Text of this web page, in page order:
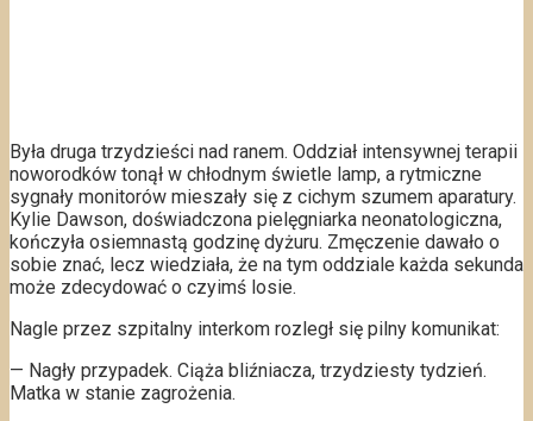
Była druga trzydzieści nad ranem. Oddział intensywnej terapii
noworodków tonął w chłodnym świetle lamp, a rytmiczne
sygnały monitorów mieszały się z cichym szumem aparatury.
Kylie Dawson, doświadczona pielęgniarka neonatologiczna,
kończyła osiemnastą godzinę dyżuru. Zmęczenie dawało o
sobie znać, lecz wiedziała, że na tym oddziale każda sekunda
może zdecydować o czyimś losie.
Nagle przez szpitalny interkom rozległ się pilny komunikat:
— Nagły przypadek. Ciąża bliźniacza, trzydziesty tydzień.
Matka w stanie zagrożenia.